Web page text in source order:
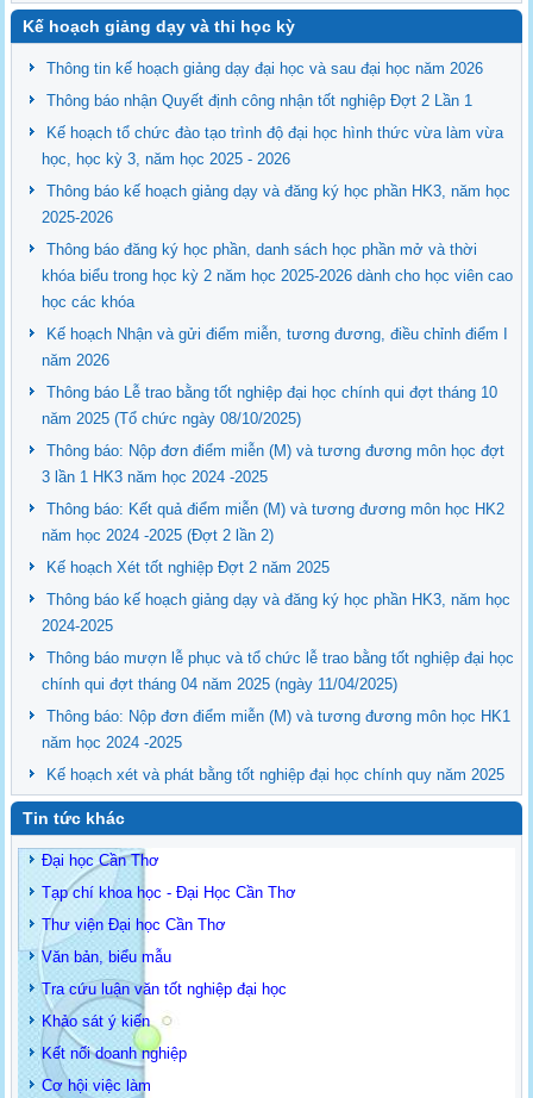
Kế hoạch giảng dạy và thi học kỳ
Thông tin kế hoạch giảng dạy đại học và sau đại học năm 2026
Thông báo nhận Quyết định công nhận tốt nghiệp Đợt 2 Lần 1
Kế hoạch tổ chức đào tạo trình độ đại học hình thức vừa làm vừa
học, học kỳ 3, năm học 2025 - 2026
Thông báo kế hoạch giảng dạy và đăng ký học phần HK3, năm học
2025-2026
Thông báo đăng ký học phần, danh sách học phần mở và thời
khóa biểu trong học kỳ 2 năm học 2025-2026 dành cho học viên cao
học các khóa
Kế hoạch Nhận và gửi điểm miễn, tương đương, điều chỉnh điểm I
năm 2026
Thông báo Lễ trao bằng tốt nghiệp đại học chính qui đợt tháng 10
năm 2025 (Tổ chức ngày 08/10/2025)
Thông báo: Nộp đơn điểm miễn (M) và tương đương môn học đợt
3 lần 1 HK3 năm học 2024 -2025
Thông báo: Kết quả điểm miễn (M) và tương đương môn học HK2
năm học 2024 -2025 (Đợt 2 lần 2)
Kế hoạch Xét tốt nghiệp Đợt 2 năm 2025
Thông báo kế hoạch giảng dạy và đăng ký học phần HK3, năm học
2024-2025
Thông báo mượn lễ phục và tổ chức lễ trao bằng tốt nghiệp đại học
chính qui đợt tháng 04 năm 2025 (ngày 11/04/2025)
Thông báo: Nộp đơn điểm miễn (M) và tương đương môn học HK1
năm học 2024 -2025
Kế hoạch xét và phát bằng tốt nghiệp đại học chính quy năm 2025
Tin tức khác
Đại học Cần Thơ
Tạp chí khoa học - Đại Học Cần Thơ
Thư viện Đại học Cần Thơ
Văn bản, biểu mẫu
Tra cứu luận văn tốt nghiệp đại học
Khảo sát ý kiến
Kết nối doanh nghiệp
Cơ hội việc làm